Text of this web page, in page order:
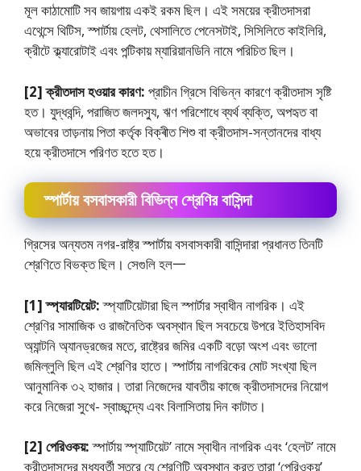
মূল কাঠামােটি সব জায়গায় একই রকম ছিল। এই সময়ের ক্রীতদাসরা
এথেন্সে থিটিস, স্পার্টায় হেলট, থেসালিতে পেনেসটাই, সিসিলিতে কাইলিরি,
ক্রীটে ক্ল্যারােটাই এবং পন্টিকায় ম্যারিয়ানডিনি নামে পরিচিত ছিল।
[2] ক্রীতদাস হওয়ার কারণ: প্রাচীন গ্রিসে বিভিন্ন কারণে ক্রীতদাস সৃষ্টি
হত। যুদ্ধবন্দি, পরাজিত জলদস্যু, ঋণ পরিশােধে ব্যর্থ ব্যক্তি, অপহৃত বা
অভাবের তাড়নায় পিতা কর্তৃক বিক্ৰীত শিশু বা ক্রীতদাস-সন্তানদের বাধ্য
হয়ে ক্রীতদাসে পরিণত হতে হত।
স্পার্টায় বসবাসকারী বিভিন্ন শ্রেণির বাসিন্দা
গ্রিসের অন্যতম নগর-রাষ্ট্র স্পার্টায় বসবাসকারী বাসিন্দারা প্রধানত তিনটি
শ্রেণিতে বিভক্ত ছিল। সেগুলি হল一
[1] স্প্যারটিয়েট:স্প্যাটিয়েটারা ছিল স্পার্টার স্বাধীন নাগরিক। এই
শ্রেণির সামাজিক ও রাজনৈতিক অবস্থান ছিল সবচেয়ে উপরে ইতিহাসবিদ
অ্যান্টনি অ্যানড্রজের মতে, রাষ্ট্রের জমির একটি বড়াে অংশ এবং ভালাে
জমিল্লুলি ছিল এই শ্রেণির হাতে। স্পার্টায় নাগরিকের মােট সংখ্যা ছিল
আনুমানিক ৩২ হাজার। তারা নিজেদের যাবতীয় কাজে ক্রীতদাসদের নিয়ােগ
করে নিজেরা সুখে- স্বাচ্ছন্দ্যে এবং বিলাসিতায় দিন কাটাত।
[2] পেরিওকয়:স্পার্টায় স্প্যাটিয়েট’ নামে স্বাধীন নাগরিক এবং ‘হেলট’ নামে
ক্রীতদাসদের মধ্যবর্তী স্তরে যে শ্রেণিটি অবস্থান করত তারা ‘পেরিওকয়’